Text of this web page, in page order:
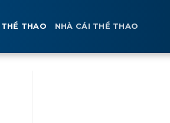
THAO NHÀ CÁI THỂ THAO